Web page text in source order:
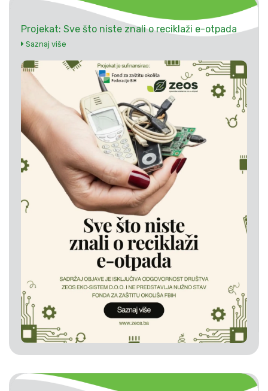
Projekat: Sve što niste znali o reciklaži e-otpada
Saznaj više